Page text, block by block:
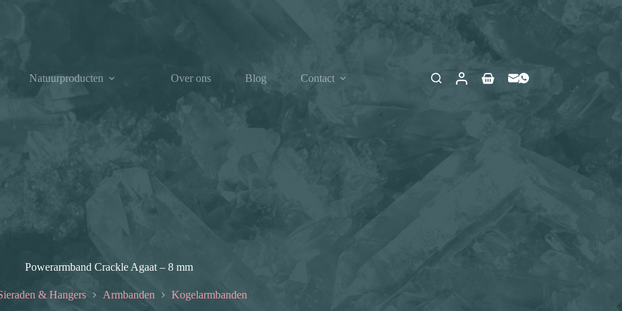
Natuurproducten Over ons Blog Contact Winkelwagen
Powerarmband Crackle Agaat – 8 mm
& Hangers Armbanden Kogelarmbanden